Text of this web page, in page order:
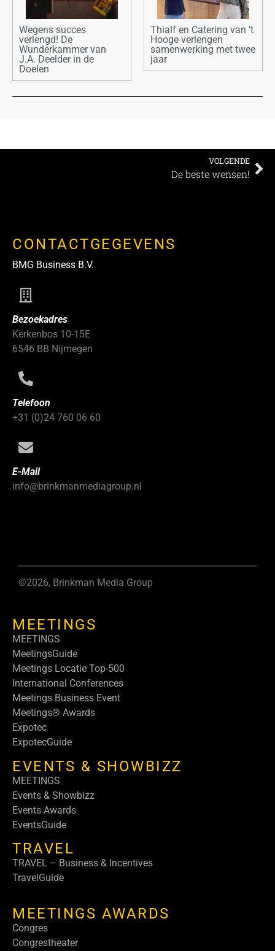
Wegens succes
verlengd! De
Wunderkammer van
J.A. Deelder in de
Doelen
Thialf en Catering van ’t
Hooge verlengen
samenwerking met twee
jaar
VOLGENDE
De beste wensen!
CONTACTGEGEVENS
BMG Business B.V.
Bezoekadres
Kerkenbos 10-15E
6546 BB Nijmegen
Telefoon
+31 (0)24 760 06 60
E-Mail
info@brinkmanmediagroup.nl
©2026, Brinkman Media Group
MEETINGS
MEETINGS
MeetingsGuide
Meetings Locatie Top-500
International Conferences
Meetings Business Event
Meetings® Awards
Expotec
ExpotecGuide
EVENTS & SHOWBIZZ
MEETINGS
Events & Showbizz
Events Awards
EventsGuide
TRAVEL
TRAVEL – Business & Incentives
TravelGuide
MEETINGS AWARDS
Congres
Congrestheater